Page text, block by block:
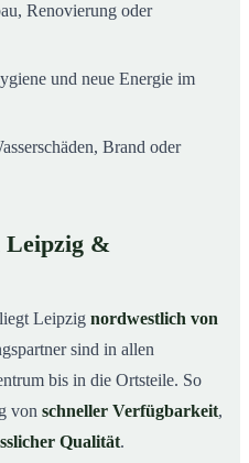
Renovierung oder
und neue Energie im
Brand oder
Leipzig &
Leipzig nordwestlich von
sind in allen
bis in die Ortsteile. So
von schneller Verfügbarkeit,
Qualität.